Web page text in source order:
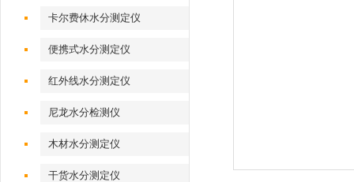
卡尔费休水分测定仪
便携式水分测定仪
红外线水分测定仪
尼龙水分检测仪
木材水分测定仪
干货水分测定仪